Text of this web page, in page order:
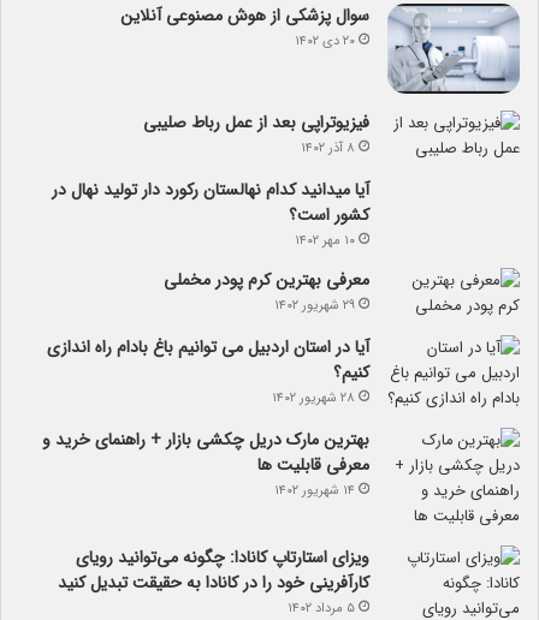
سوال پزشکی از هوش مصنوعی آنلاین
۲۰ دی ۱۴۰۲
فیزیوتراپی بعد از عمل رباط صلیبی
۸ آذر ۱۴۰۲
آیا می­دانید کدام نهالستان رکورد دار تولید نهال­ در
کشور است؟
۱۰ مهر ۱۴۰۲
معرفی بهترین کرم پودر مخملی
۲۹ شهریور ۱۴۰۲
آیا در استان اردبیل می توانیم باغ بادام راه اندازی
کنیم؟
۲۸ شهریور ۱۴۰۲
بهترین مارک دریل چکشی بازار + راهنمای خرید و
معرفی قابلیت ها
۱۴ شهریور ۱۴۰۲
ویزای استارتاپ کانادا: چگونه می‌توانید رویای
کارآفرینی خود را در کانادا به حقیقت تبدیل کنید
۵ مرداد ۱۴۰۲